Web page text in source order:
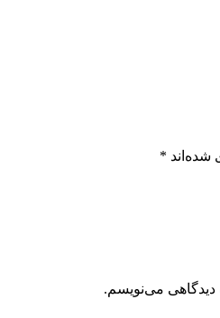
شده‌اند *
دیدگاهی می‌نویسم.